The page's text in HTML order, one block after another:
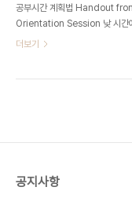
공부시간 계획법 Handout
Orientation Session 낮 시간
research shows that 60
rem..
더보기
공지사항